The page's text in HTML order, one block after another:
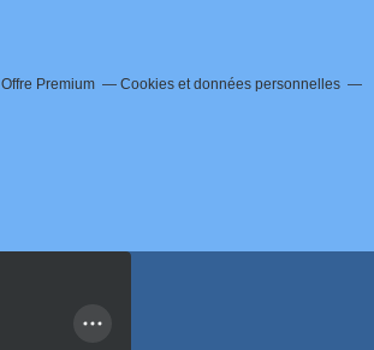
Offre Premium
Cookies et données personnelles